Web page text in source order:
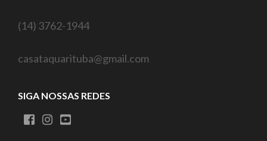
(14) 3762-1944
casataquarituba@gmail.com
SIGA NOSSAS REDES